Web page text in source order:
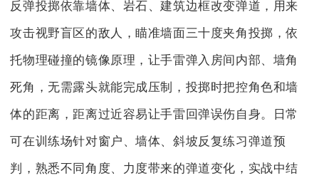
反弹投掷依靠墙体、岩石、建筑边框改变弹道，用来
攻击视野盲区的敌人，瞄准墙面三十度夹角投掷，依
托物理碰撞的镜像原理，让手雷弹入房间内部、墙角
死角，无需露头就能完成压制，投掷时把控角色和墙
体的距离，距离过近容易让手雷回弹误伤自身。日常
可在训练场针对窗户、墙体、斜坡反复练习弹道预
判，熟悉不同角度、力度带来的弹道变化，实战中结